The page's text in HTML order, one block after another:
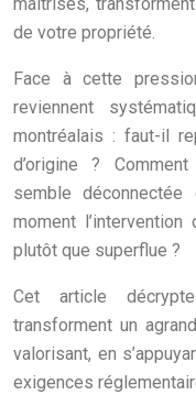
de votre propriété.
Face à cette
reviennent
montréalais : faut-il
d’origine ?
semble
moment l’intervention
plutôt que superflue ?
Cet article
transforment un
valorisant, en
exigences